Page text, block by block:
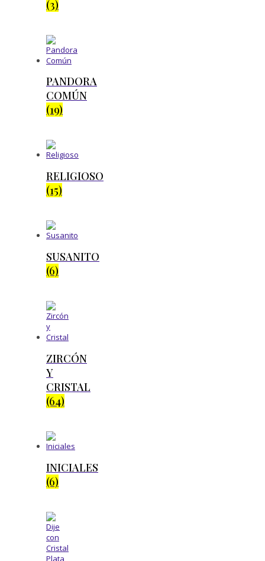
(3)
PANDORA
COMÚN
(19)
RELIGIOSO
(15)
SUSANITO
(6)
ZIRCÓN
Y
CRISTAL
(64)
INICIALES
(6)